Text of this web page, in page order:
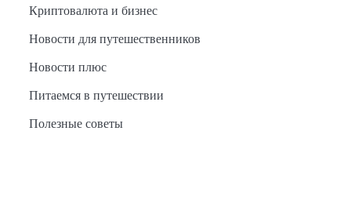
Криптовалюта и бизнес
Новости для путешественников
Новости плюс
Питаемся в путешествии
Полезные советы